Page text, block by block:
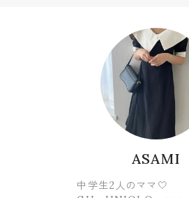
ASAMI
中学生2人のママ🤍